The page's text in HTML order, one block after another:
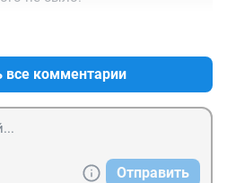
все комментарии
Отправить